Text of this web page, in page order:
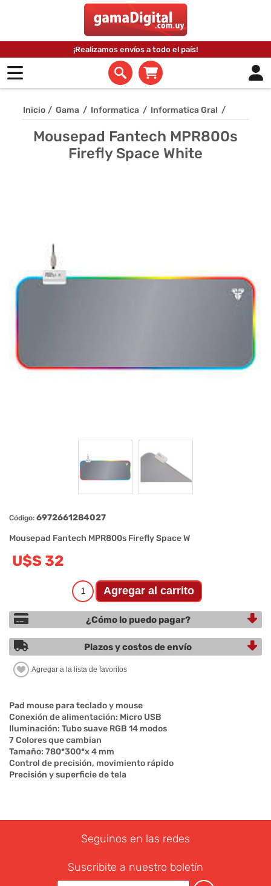
¡Realizamos envíos a todo el país!
Inicio / Gama / Informatica / Informatica Gral /
Mousepad Fantech MPR800s
Firefly Space White
Código: 6972661284027
Mousepad Fantech MPR800s Firefly Space W
U$S 32
¿Cómo lo puedo pagar?
Plazos y costos de envío
Pad mouse para teclado y mouse
Conexión de alimentación: Micro USB
Iluminación: Tubo suave RGB 14 modos
7 Colores que cambian
Tamaño: 780*300*x 4 mm
Control de precisión, movimiento rápido
Precisión y superficie de tela
Seguinos en las redes
Suscribite a nuestro boletín